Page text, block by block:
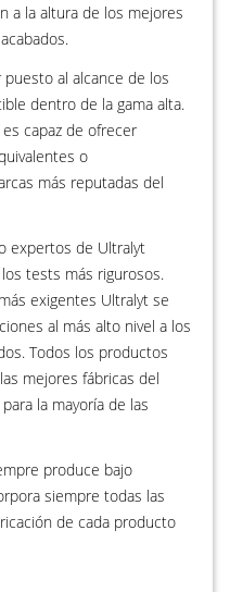
a la altura de los mejores
al alcance de los
dentro de la gama alta.
capaz de ofrecer
o
más reputadas del
expertos de Ultralyt
tests más rigurosos.
exigentes Ultralyt se
al más alto nivel a los
Todos los productos
mejores fábricas del
la mayoría de las
produce bajo
siempre todas las
de cada producto